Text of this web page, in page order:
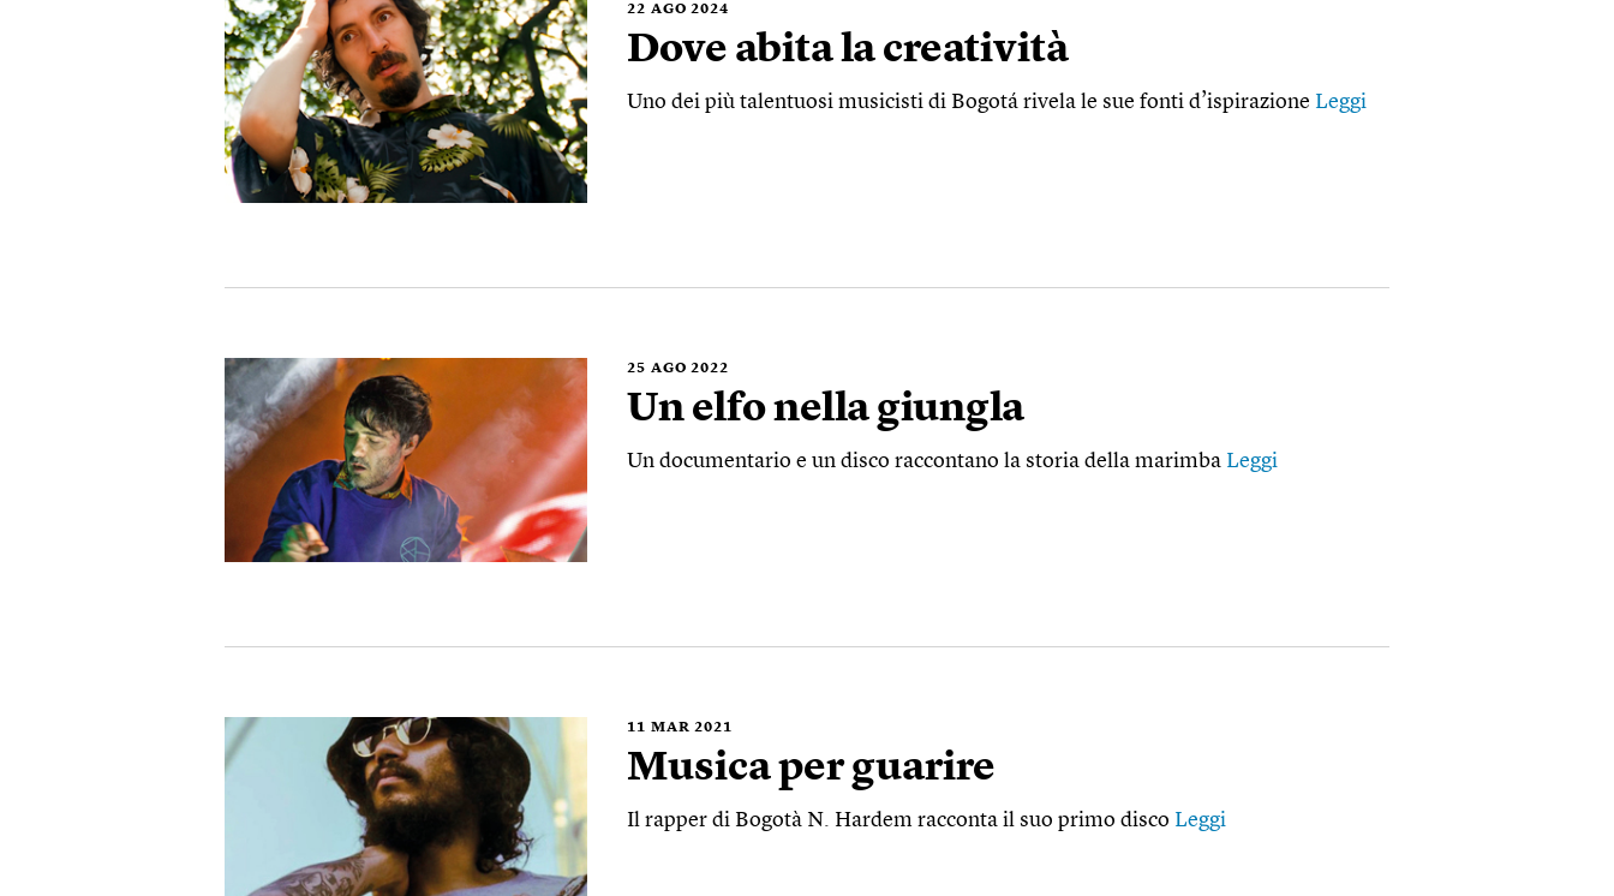
22 AGO 2024
Dove abita la creatività
Uno dei più talentuosi musicisti di Bogotá rivela le sue fonti d’ispirazione Leggi
25 AGO 2022
Un elfo nella giungla
Un documentario e un disco raccontano la storia della marimba Leggi
11 MAR 2021
Musica per guarire
Il rapper di Bogotà N. Hardem racconta il suo primo disco Leggi